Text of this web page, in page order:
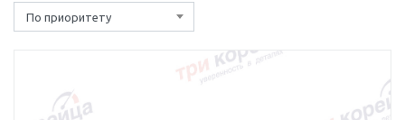
По приоритету